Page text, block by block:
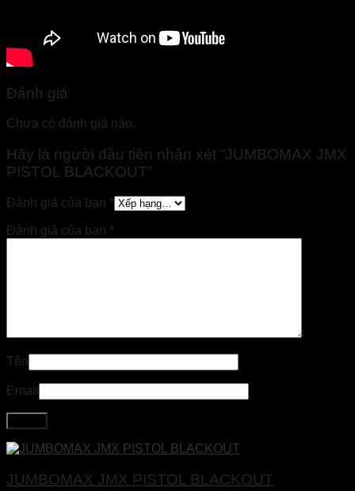
Đánh giá
Chưa có đánh giá nào.
Hãy là người đầu tiên nhận xét “JUMBOMAX JMX
PISTOL BLACKOUT”
Đánh giá của bạn *
Đánh giá của bạn *
Tên
Email
JUMBOMAX JMX PISTOL BLACKOUT